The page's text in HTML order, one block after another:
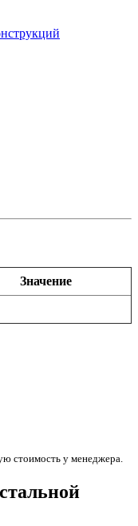
Значение
стоимость у менеджера.